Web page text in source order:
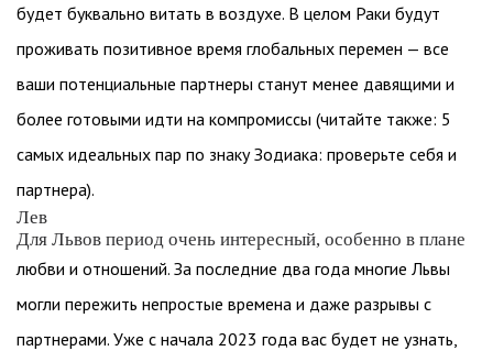
будет буквально витать в воздухе. В целом Раки будут
проживать позитивное время глобальных перемен — все
ваши потенциальные партнеры станут менее давящими и
более готовыми идти на компромиссы (читайте также: 5
самых идеальных пар по знаку Зодиака: проверьте себя и
партнера).
Лев
Для Львов период очень интересный, особенно в плане
любви и отношений. За последние два года многие Львы
могли пережить непростые времена и даже разрывы с
партнерами. Уже с начала 2023 года вас будет не узнать,